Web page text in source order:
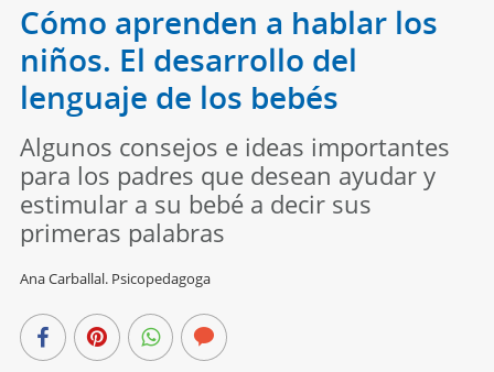
Cómo aprenden a hablar los
niños. El desarrollo del
lenguaje de los bebés
Algunos consejos e ideas importantes
para los padres que desean ayudar y
estimular a su bebé a decir sus
primeras palabras
Ana Carballal. Psicopedagoga